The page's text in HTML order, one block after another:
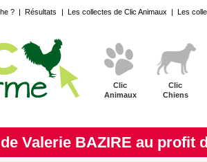
? | Résultats | Les collectes de Clic Animaux | Les
Clic
Animaux
Clic
Chiens
Valerie BAZIRE au profit